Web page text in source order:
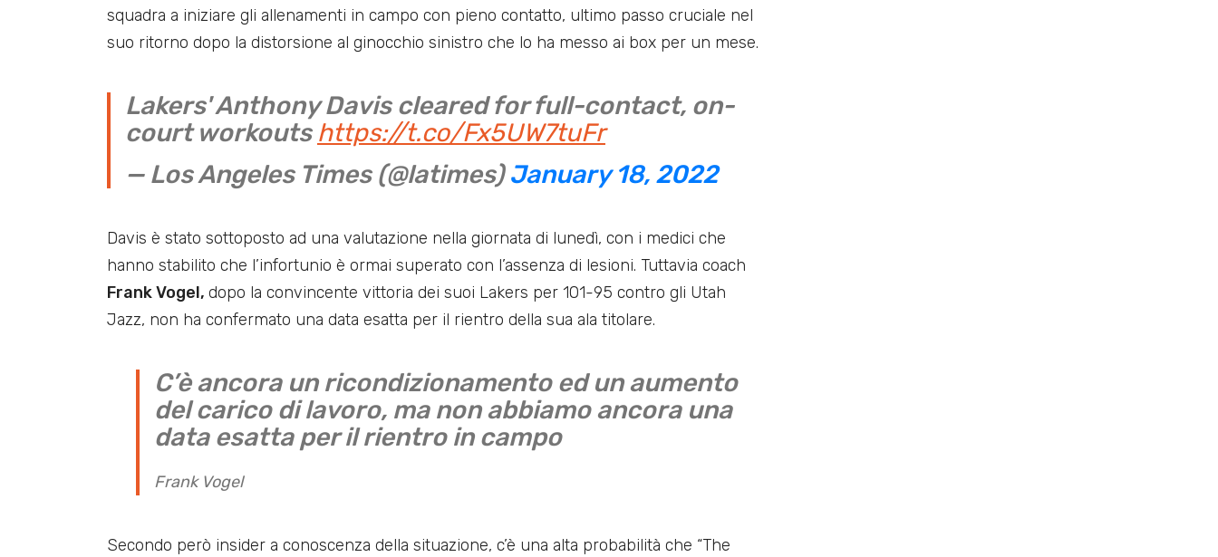
squadra a iniziare gli allenamenti in campo con pieno contatto, ultimo passo cruciale nel
suo ritorno dopo la distorsione al ginocchio sinistro che lo ha messo ai box per un mese.
Lakers' Anthony Davis cleared for full-contact, on-
court workouts https://t.co/Fx5UW7tuFr
— Los Angeles Times (@latimes)January 18, 2022
Davis è stato sottoposto ad una valutazione nella giornata di lunedì, con i medici che
hanno stabilito che l’infortunio è ormai superato con l’assenza di lesioni. Tuttavia coach
Frank Vogel, dopo la convincente vittoria dei suoi Lakers per 101-95 contro gli Utah
Jazz, non ha confermato una data esatta per il rientro della sua ala titolare.
C’è ancora un ricondizionamento ed un aumento
del carico di lavoro, ma non abbiamo ancora una
data esatta per il rientro in campo
Frank Vogel
Secondo però insider a conoscenza della situazione, c’è una alta probabilità che “The